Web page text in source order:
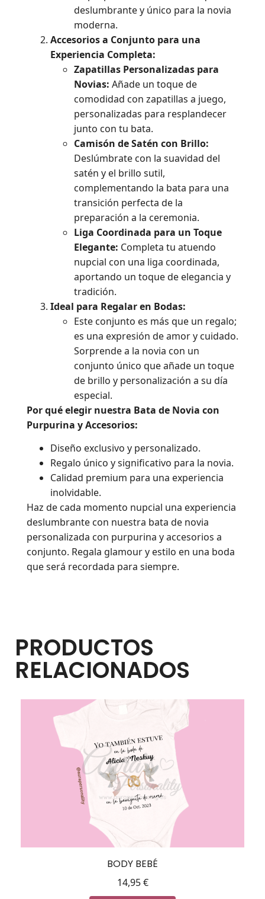
deslumbrante y único para la novia
moderna.
Accesorios a Conjunto para una
Experiencia Completa:
Zapatillas Personalizadas para
Novias: Añade un toque de
comodidad con zapatillas a juego,
personalizadas para resplandecer
junto con tu bata.
Camisón de Satén con Brillo:
Deslúmbrate con la suavidad del
satén y el brillo sutil,
complementando la bata para una
transición perfecta de la
preparación a la ceremonia.
Liga Coordinada para un Toque
Elegante: Completa tu atuendo
nupcial con una liga coordinada,
aportando un toque de elegancia y
tradición.
Ideal para Regalar en Bodas:
Este conjunto es más que un regalo;
es una expresión de amor y cuidado.
Sorprende a la novia con un
conjunto único que añade un toque
de brillo y personalización a su día
especial.
Por qué elegir nuestra Bata de Novia con
Purpurina y Accesorios:
Diseño exclusivo y personalizado.
Regalo único y significativo para la novia.
Calidad premium para una experiencia
inolvidable.
Haz de cada momento nupcial una experiencia
deslumbrante con nuestra bata de novia
personalizada con purpurina y accesorios a
conjunto. Regala glamour y estilo en una boda
que será recordada para siempre.
PRODUCTOS
RELACIONADOS
BODY BEBÉ
14,95€